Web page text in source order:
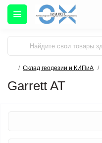
Склад геодезии и КИПиА
Garrett AT